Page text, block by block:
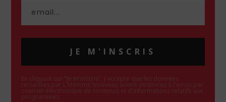
JE M'INSCRIS
En cliquant sur "Je m'inscris", j'accepte que les données
recueillies par L'Homme Nouveau soient destinées à l'envoi par
courrier électronique de contenus et d'informations relatifs aux
programmes.